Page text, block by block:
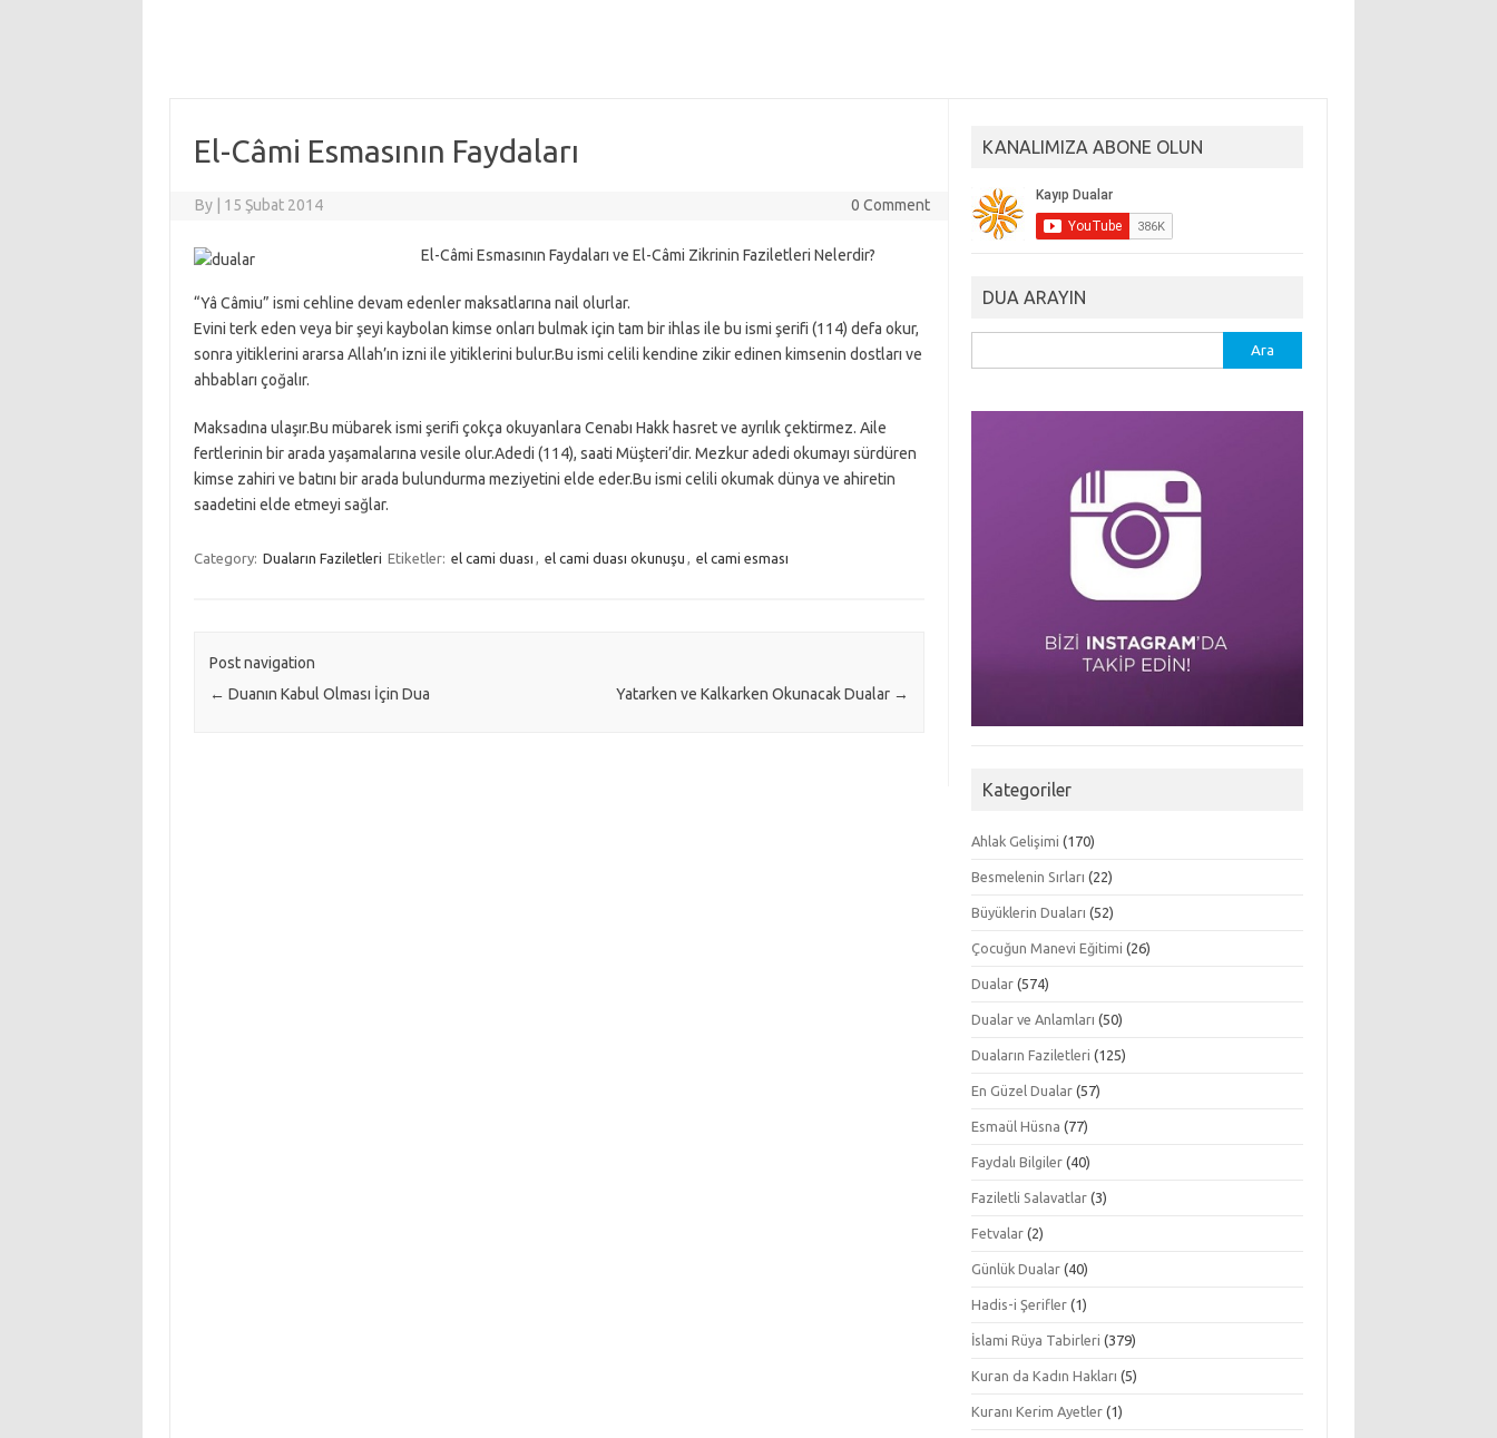
El-Câmi Esmasının Faydaları
By 15 Şubat 2014 0 Comment
El-Câmi Esmasının Faydaları ve El-Câmi Zikrinin Faziletleri Nelerdir?
“Yâ Câmiu” ismi cehline devam edenler maksatlarına nail olurlar.
Evini terk eden veya bir şeyi kaybolan kimse onları bulmak için tam bir ihlas ile bu ismi şerifi (114) defa okur,
sonra yitiklerini ararsa Allah’ın izni ile yitiklerini bulur.Bu ismi celili kendine zikir edinen kimsenin dostları ve
ahbabları çoğalır.
Maksadına ulaşır.Bu mübarek ismi şerifi çokça okuyanlara Cenabı Hakk hasret ve ayrılık çektirmez. Aile
fertlerinin bir arada yaşamalarına vesile olur.Adedi (114), saati Müşteri’dir. Mezkur adedi okumayı sürdüren
kimse zahiri ve batını bir arada bulundurma meziyetini elde eder.Bu ismi celili okumak dünya ve ahiretin
saadetini elde etmeyi sağlar.
Category: Duaların Faziletleri Etiketler: el cami duası , el cami duası okunuşu , el cami esması
Post navigation
← Duanın Kabul Olması İçin Dua Yatarken ve Kalkarken Okunacak Dualar →
KANALIMIZA ABONE OLUN
DUA ARAYIN
Kategoriler
Ahlak Gelişimi (170)
Besmelenin Sırları (22)
Büyüklerin Duaları (52)
Çocuğun Manevi Eğitimi (26)
Dualar (574)
Dualar ve Anlamları (50)
Duaların Faziletleri (125)
En Güzel Dualar (57)
Esmaül Hüsna (77)
Faydalı Bilgiler (40)
Faziletli Salavatlar (3)
Fetvalar (2)
Günlük Dualar (40)
Hadis-i Şerifler (1)
İslami Rüya Tabirleri (379)
Kuran da Kadın Hakları (5)
Kuranı Kerim Ayetler (1)